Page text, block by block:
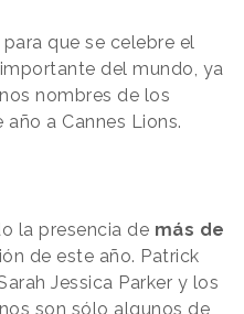
que se celebre el
del mundo, ya
nombres de los
a Cannes Lions.
la presencia de más de
de este año. Patrick
Jessica Parker y los
son sólo algunos de